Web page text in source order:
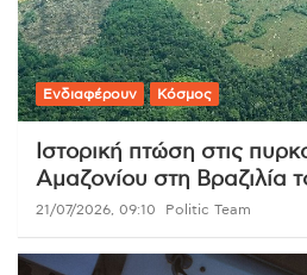
Ενδιαφέρουν Κόσμος
Ιστορική πτώση στις
Αμαζονίου στη Βραζιλία
21/07/2026, 09:10 Politic Team